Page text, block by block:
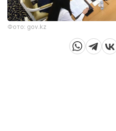
Фото: gov.kz